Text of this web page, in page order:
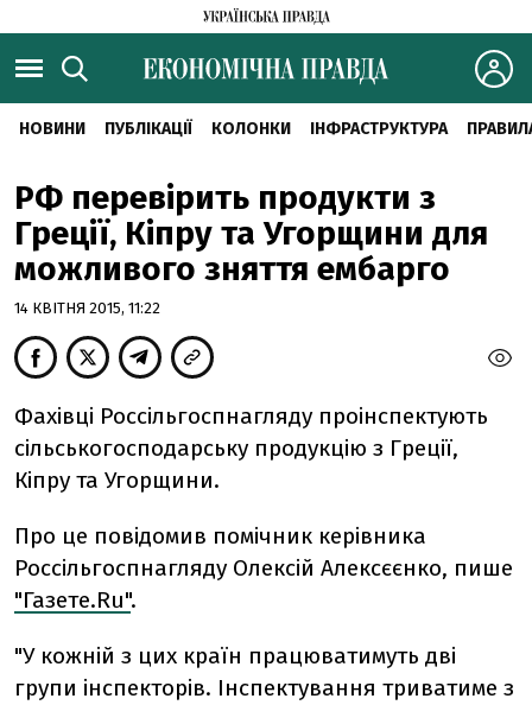
НОВИНИ ПУБЛІКАЦІЇ КОЛОНКИ ІНФРАСТРУКТУРА
РФ перевірить продукти з
Греції, Кіпру та Угорщини для
можливого зняття ембарго
14 КВІТНЯ 2015, 11:22
Фахівці Россільгоспнагляду проінспектують
сільськогосподарську продукцію з Греції,
Кіпру та Угорщини.
Про це повідомив помічник керівника
Россільгоспнагляду Олексій Алексєєнко, пише
"Газете.Ru".
"У кожній з цих країн працюватимуть дві
групи інспекторів. Інспектування триватиме з